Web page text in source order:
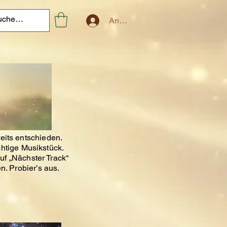
Anmelden
entschieden.
Musikstück.
„Nächster Track“
Probier’s aus.